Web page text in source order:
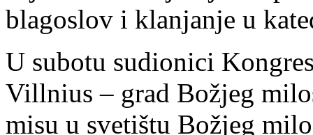
blagoslov i klanjanje u
U subotu sudionici
Villnius – grad Božjeg
misu u svetištu Božjeg